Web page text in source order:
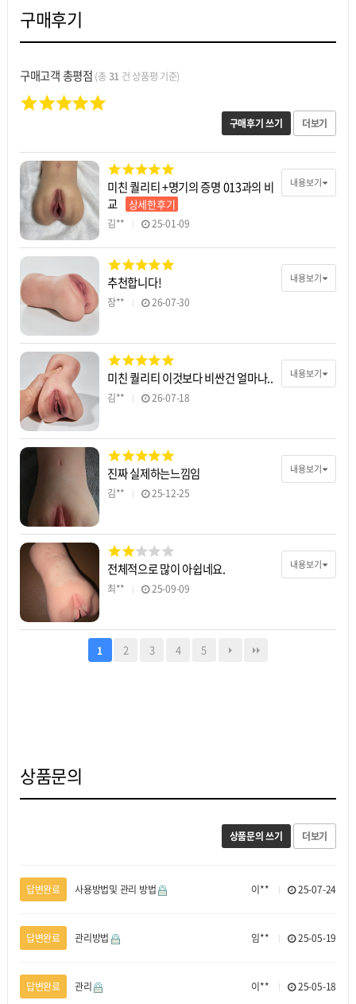
구매후기
구매고객 총평점 (총31건 상품평 기준)
구매후기 쓰기 더보기
내용보기
미친 퀄리티 +명기의 증명 013과의 비
교
상세한후기
김** 25-01-09
내용보기
추천합니다!
장** 26-07-30
내용보기
미친 퀄리티 이것보다 비싼건 얼마나..
김** 26-07-18
내용보기
진짜 실제하는느낌임
김** 25-12-25
내용보기
전체적으로 많이 아쉽네요.
최** 25-09-09
1 2 3 4 5
상품문의
상품문의 쓰기 더보기
답변완료 사용방법및 관리 방법 이** 25-07-24
답변완료 관리방법 임** 25-05-19
답변완료 관리 이** 25-05-18